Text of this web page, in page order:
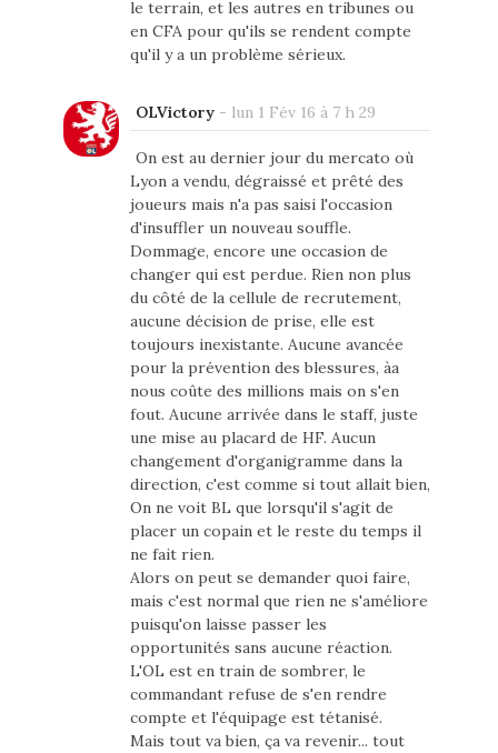
le terrain, et les autres en tribunes ou
en CFA pour qu'ils se rendent compte
qu'il y a un problème sérieux.
OLVictory- lun 1 Fév 16 à 7 h 29
On est au dernier jour du mercato où
Lyon a vendu, dégraissé et prêté des
joueurs mais n'a pas saisi l'occasion
d'insuffler un nouveau souffle.
Dommage, encore une occasion de
changer qui est perdue. Rien non plus
du côté de la cellule de recrutement,
aucune décision de prise, elle est
toujours inexistante. Aucune avancée
pour la prévention des blessures, àa
nous coûte des millions mais on s'en
fout. Aucune arrivée dans le staff, juste
une mise au placard de HF. Aucun
changement d'organigramme dans la
direction, c'est comme si tout allait bien,
On ne voit BL que lorsqu'il s'agit de
placer un copain et le reste du temps il
ne fait rien.
Alors on peut se demander quoi faire,
mais c'est normal que rien ne s'améliore
puisqu'on laisse passer les
opportunités sans aucune réaction.
L'OL est en train de sombrer, le
commandant refuse de s'en rendre
compte et l'équipage est tétanisé.
Mais tout va bien, ça va revenir... tout